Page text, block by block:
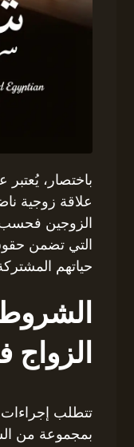
باختصار،
علاقة زوجية
الزوجين فحسب،
التي تضمن
حياتهم
الشروط
الزواج
تتطلب إجراءات
بمجموعة من